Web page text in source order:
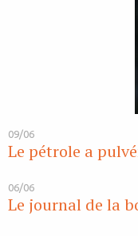
09/06
Le pétrole a
06/06
Le journal de la